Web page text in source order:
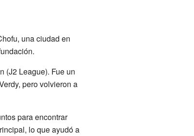
una ciudad en
(J2 League). Fue un
pero volvieron a
para encontrar
lo que ayudó a